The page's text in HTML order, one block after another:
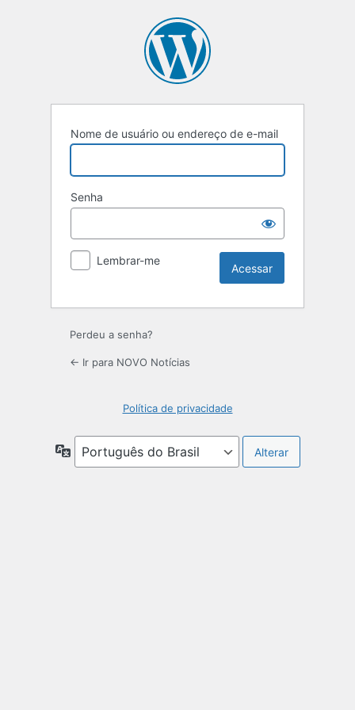
Nome de usuário ou endereço de e-mail
Senha
Lembrar-me
Perdeu a senha?
← Ir para NOVO Notícias
Política de privacidade
Idioma